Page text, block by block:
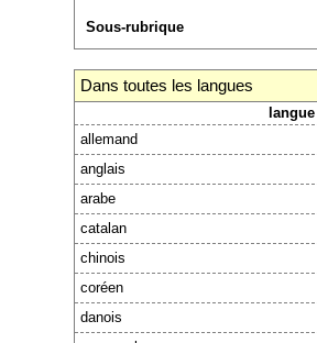
Sous-rubrique
Dans toutes les langues
langue
allemand
anglais
arabe
catalan
chinois
coréen
danois